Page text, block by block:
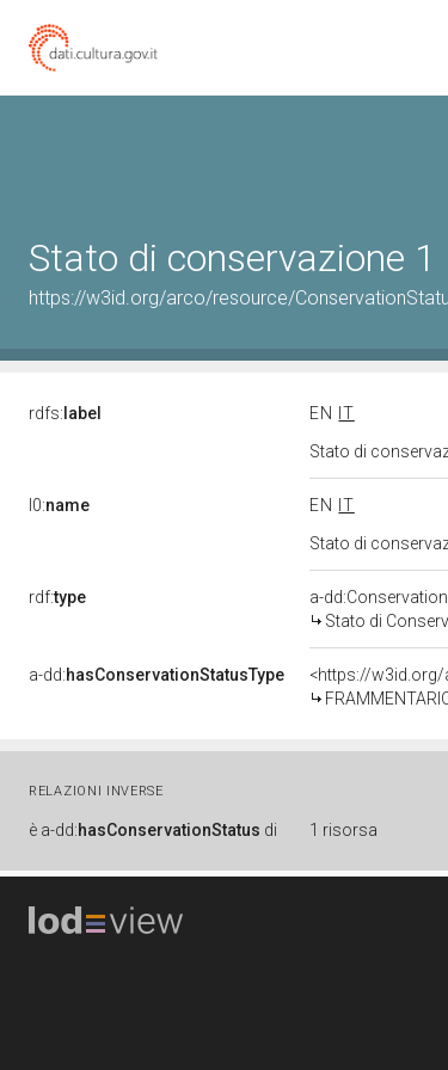
Stato di conservazione
https://w3id.org/arco/resource/
rdfs: label EN
IT
Stato di
l0:name EN
IT
Stato di
rdf:type
a-
Stato di
a-dd:hasConservationStatusType
<https://
RELAZIONI INVERSE
è a-dd:hasConservationStatus di 1 risorsa